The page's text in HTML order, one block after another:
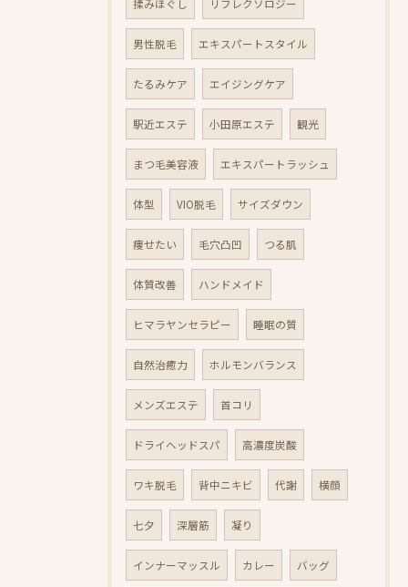
揉みほぐし リフレクソロジー
男性脱毛 エキスパートスタイル
たるみケア エイジングケア
駅近エステ 小田原エステ 観光
まつ毛美容液 エキスパートラッシュ
体型 VIO脱毛 サイズダウン
痩せたい 毛穴凸凹 つる肌
体質改善 ハンドメイド
ヒマラヤンセラピー 睡眠の質
自然治癒力 ホルモンバランス
メンズエステ 首コリ
ドライヘッドスパ 高濃度炭酸
ワキ脱毛 背中ニキビ 代謝 横顔
七夕 深層筋 凝り
インナーマッスル カレー バッグ